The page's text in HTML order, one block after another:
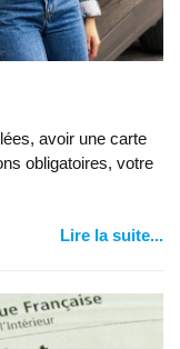
avoir une carte
obligatoires, votre
Lire la suite...